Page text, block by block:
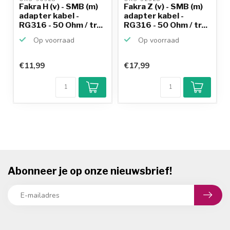
Fakra H (v) - SMB (m)
adapter kabel -
RG316 - 50 Ohm / tr...
Op voorraad
€11,99
Fakra Z (v) - SMB (m)
adapter kabel -
RG316 - 50 Ohm / tr...
Op voorraad
€17,99
Abonneer je op onze nieuwsbrief!